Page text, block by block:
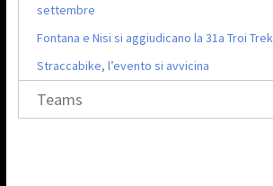
settembre
Fontana e Nisi si aggiudicano la 31a Troi Trek
Straccabike, l’evento si avvicina
Teams